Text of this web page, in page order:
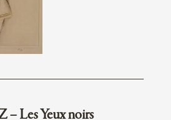
Les Yeux noirs